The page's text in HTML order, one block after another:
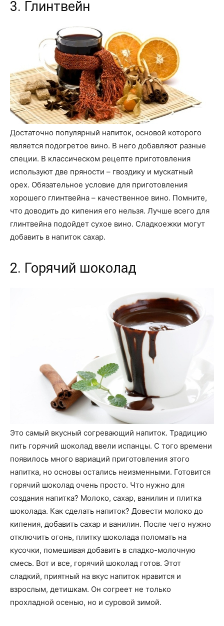
3. Глинтвейн
Достаточно популярный напиток, основой которого
является подогретое вино. В него добавляют разные
специи. В классическом рецепте приготовления
используют две пряности – гвоздику и мускатный
орех. Обязательное условие для приготовления
хорошего глинтвейна – качественное вино. Помните,
что доводить до кипения его нельзя. Лучше всего для
глинтвейна подойдет сухое вино. Сладкоежки могут
добавить в напиток сахар.
2. Горячий шоколад
Это самый вкусный согревающий напиток. Традицию
пить горячий шоколад ввели испанцы. С того времени
появилось много вариаций приготовления этого
напитка, но основы остались неизменными. Готовится
горячий шоколад очень просто. Что нужно для
создания напитка? Молоко, сахар, ванилин и плитка
шоколада. Как сделать напиток? Довести молоко до
кипения, добавить сахар и ванилин. После чего нужно
отключить огонь, плитку шоколада поломать на
кусочки, помешивая добавить в сладко-молочную
смесь. Вот и все, горячий шоколад готов. Этот
сладкий, приятный на вкус напиток нравится и
взрослым, детишкам. Он согреет не только
прохладной осенью, но и суровой зимой.